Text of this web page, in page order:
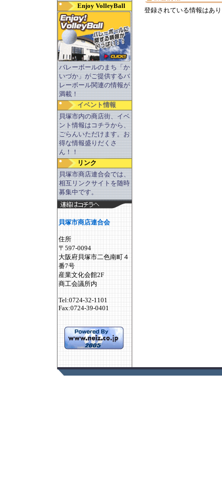
Enjoy VolleyBall
バレーボールのまち「か
いづか」がご提供するバ
レーボール関連の情報が
満載！
イベント情報
貝塚市内の商店街、イベ
ント情報はコチラから、
ごらんいただけます。お
得な情報盛りだくさ
ん！！
リンク
貝塚市商店連合会では、
相互リンクサイトを随時
募集中です。
貝塚市商店連合会
住所
〒597-0094
大阪府貝塚市二色南町４
番7号
産業文化会館2F
商工会議所内
Tel:0724-32-1101
Fax:0724-39-0401
登録されている情報はあ